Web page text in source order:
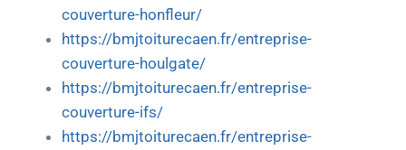
couverture-honfleur/
https://bmjtoiturecaen.fr/entreprise-
couverture-houlgate/
https://bmjtoiturecaen.fr/entreprise-
couverture-ifs/
https://bmjtoiturecaen.fr/entreprise-